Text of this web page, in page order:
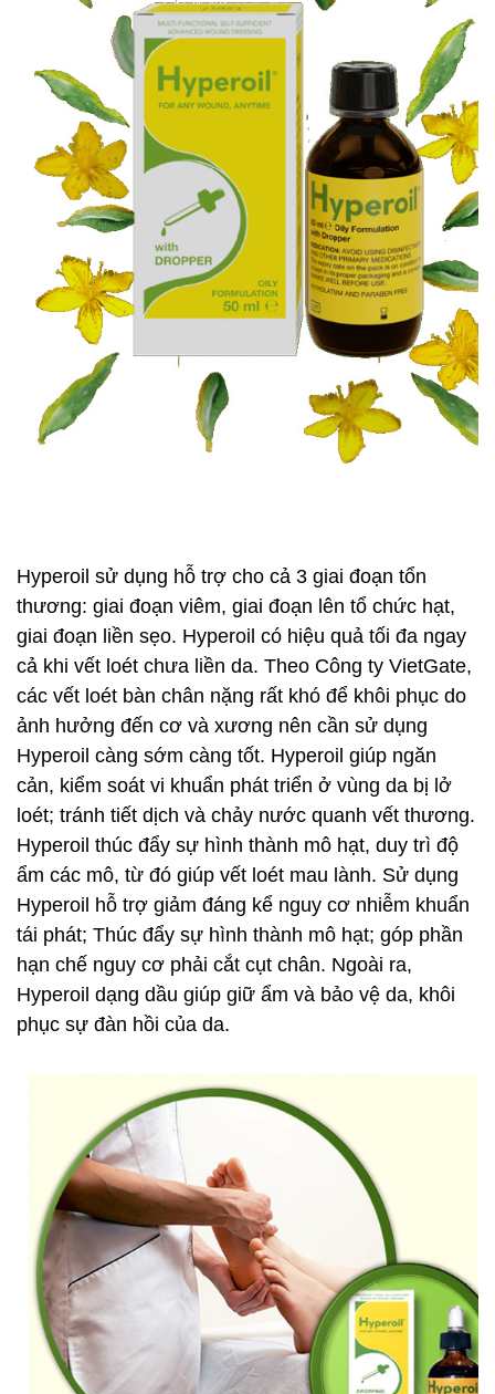
Hyperoil sử dụng hỗ trợ cho cả 3 giai đoạn tổn
thương: giai đoạn viêm, giai đoạn lên tổ chức hạt,
giai đoạn liền sẹo. Hyperoil có hiệu quả tối đa ngay
cả khi vết loét chưa liền da. Theo Công ty VietGate,
các vết loét bàn chân nặng rất khó để khôi phục do
ảnh hưởng đến cơ và xương nên cần sử dụng
Hyperoil càng sớm càng tốt. Hyperoil giúp ngăn
cản, kiểm soát vi khuẩn phát triển ở vùng da bị lở
loét; tránh tiết dịch và chảy nước quanh vết thương.
Hyperoil thúc đẩy sự hình thành mô hạt, duy trì độ
ẩm các mô, từ đó giúp vết loét mau lành. Sử dụng
Hyperoil hỗ trợ giảm đáng kể nguy cơ nhiễm khuẩn
tái phát; Thúc đẩy sự hình thành mô hạt; góp phần
hạn chế nguy cơ phải cắt cụt chân. Ngoài ra,
Hyperoil dạng dầu giúp giữ ẩm và bảo vệ da, khôi
phục sự đàn hồi của da.